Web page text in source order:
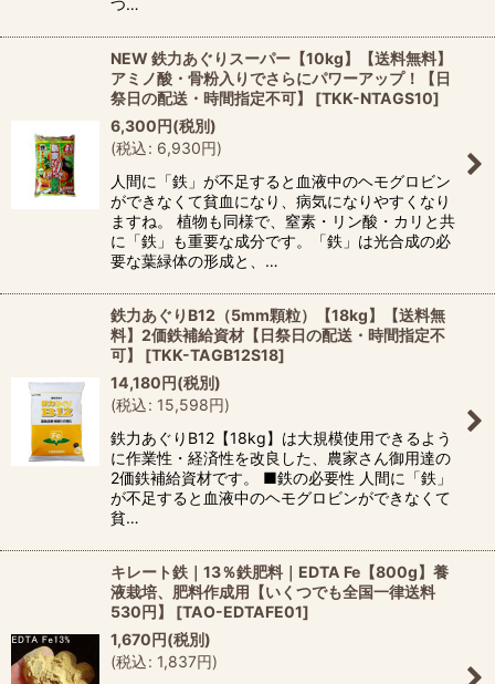
NEW 鉄力あぐりスーパー【10kg】【送料無料】
アミノ酸・骨粉入りでさらにパワーアップ！【日
祭日の配送・時間指定不可】
[TKK-NTAGS10]
6,300円(税別)
(税込: 6,930円)
人間に「鉄」が不足すると血液中のヘモグロビン
ができなくて貧血になり、病気になりやすくなり
ますね。 植物も同様で、窒素・リン酸・カリと共
に「鉄」も重要な成分です。「鉄」は光合成の必
要な葉緑体の形成と、…
鉄力あぐりB12（5mm顆粒）【18kg】【送料無
料】2価鉄補給資材【日祭日の配送・時間指定不
可】
[TKK-TAGB12S18]
14,180円(税別)
(税込: 15,598円)
鉄力あぐりB12【18kg】は大規模使用できるよう
に作業性・経済性を改良した、農家さん御用達の
2価鉄補給資材です。 ■鉄の必要性 人間に「鉄」
が不足すると血液中のヘモグロビンができなくて
貧…
キレート鉄｜13％鉄肥料｜EDTA Fe【800g】養
液栽培、肥料作成用【いくつでも全国一律送料
530円】
[TAO-EDTAFE01]
1,670円(税別)
(税込: 1,837円)